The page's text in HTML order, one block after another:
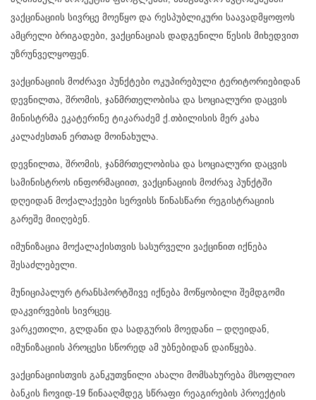
ვაქცინაციის სივრცე მოეწყო და რესპუბლიკური საავადმყოფოს
ამცრელი ბრიგადები, ვაქცინაციას დადგენილი წესის მიხედვით
უზრუნველყოფენ.
ვაქცინაციის მოძრავი პუნქტები ოკუპირებული ტერიტორიებიდან
დევნილთა, შრომის, ჯანმრთელობისა და სოციალური დაცვის
მინისტრმა ეკატერინე ტიკარაძემ ქ.თბილისის მერ კახა
კალაძესთან ერთად მოინახულა.
დევნილთა, შრომის, ჯანმრთელობისა და სოციალური დაცვის
სამინისტროს ინფორმაციით, ვაქცინაციის მოძრავ პუნქტში
დღეიდან მოქალაქეები სერვისს წინასწარი რეგისტრაციის
გარეშე მიიღებენ.
იმუნიზაცია მოქალაქისთვის სასურველი ვაქცინით იქნება
შესაძლებელი.
მუნიციპალურ ტრანსპორტშივე იქნება მოწყობილი შემდგომი
დაკვირვების სივრცეც.
ვარკეთილი, გლდანი და სადგურის მოედანი – დღეიდან,
იმუნიზაციის პროცესი სწორედ ამ უბნებიდან დაიწყება.
ვაქცინაციისთვის განკუთვნილი ახალი მომსახურება მსოფლიო
ბანკის ჩოვიდ-19 წინააღმდეგ სწრაფი რეაგირების პროექტის